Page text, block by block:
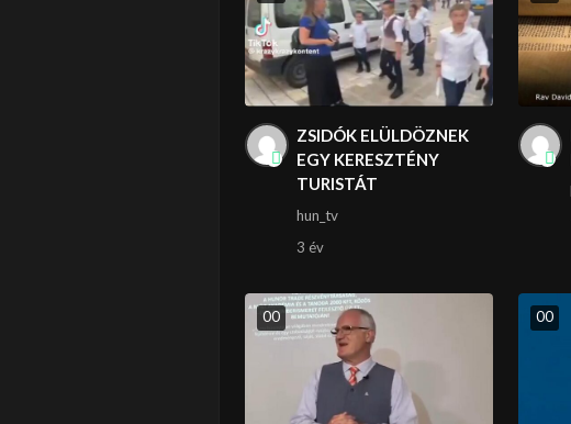
ZSIDÓK ELÜLDÖZNEK
EGY KERESZTÉNY
TURISTÁT
hun_tv
3 év
00 00